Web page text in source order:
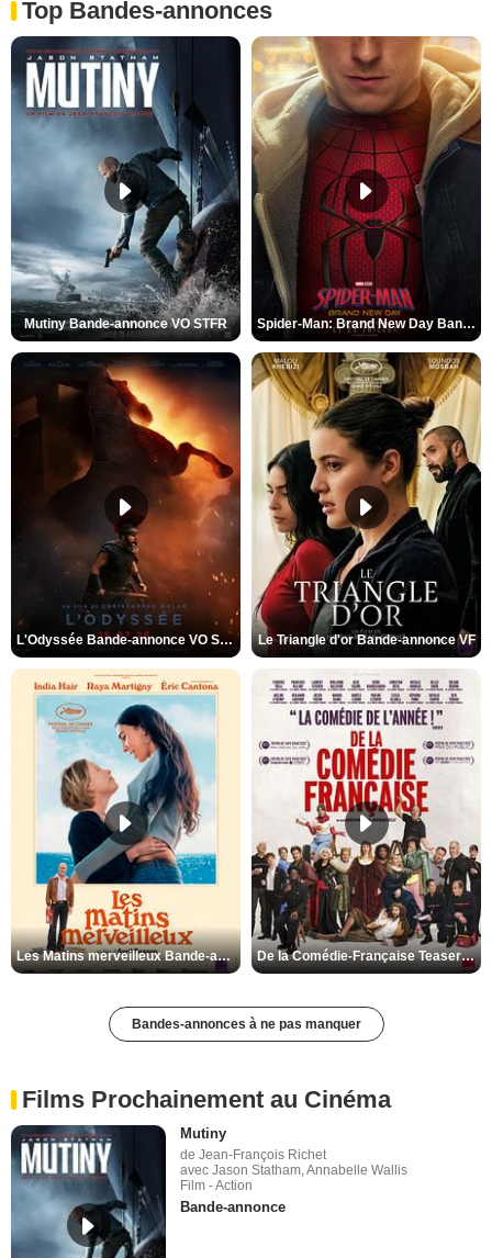
Top Bandes-annonces
Mutiny Bande-annonce VO STFR Spider-Man: Brand New Day Bande-annonce VO STFR
L'Odyssée Bande-annonce VO STFR Le Triangle d'or Bande-annonce VF
Les Matins merveilleux Bande-annonce VF De la Comédie-Française Teaser VF
Bandes-annonces à ne pas manquer
Films Prochainement au Cinéma
Mutiny
de Jean-François Richet
avec Jason Statham, Annabelle Wallis
Film - Action
Bande-annonce